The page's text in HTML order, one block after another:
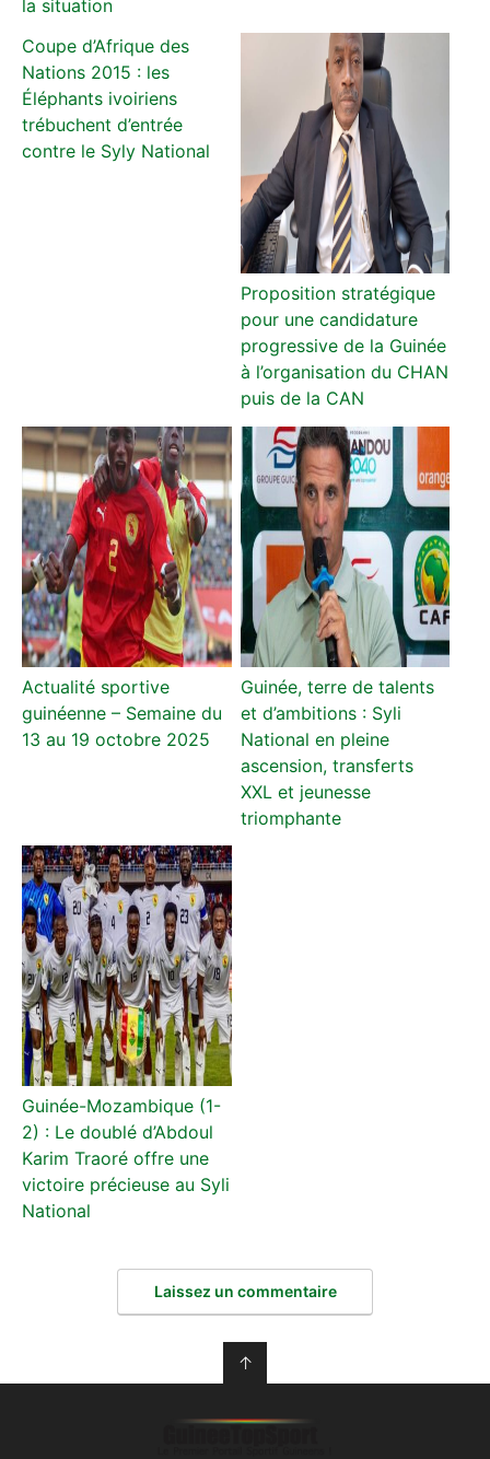
la situation
Coupe d’Afrique des
Nations 2015 : les
Éléphants ivoiriens
trébuchent d’entrée
contre le Syly National
Proposition stratégique
pour une candidature
progressive de la Guinée
à l’organisation du CHAN
puis de la CAN
Actualité sportive
guinéenne – Semaine du
13 au 19 octobre 2025
Guinée, terre de talents
et d’ambitions : Syli
National en pleine
ascension, transferts
XXL et jeunesse
triomphante
Guinée-Mozambique (1-
2) : Le doublé d’Abdoul
Karim Traoré offre une
victoire précieuse au Syli
National
Laissez un commentaire
↑